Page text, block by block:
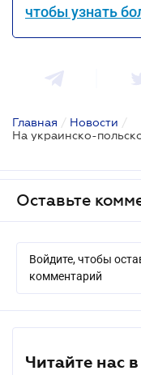
чтобы узнать
Главная / Новости /
Оставьте
Войдите, чтобы
комментарий
Читайте нас